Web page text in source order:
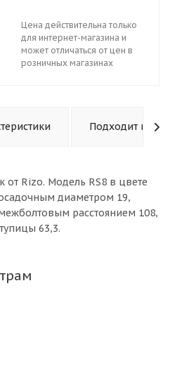
Цена действительна только
для интернет-магазина и
может отличаться от цен в
розничных магазинах
Подходит к
Rizo. Модель RS8 в цвете
диаметром 19,
расстоянием 108,
63,3.